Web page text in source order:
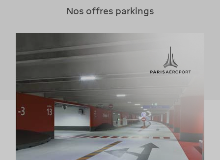
Nos offres parkings